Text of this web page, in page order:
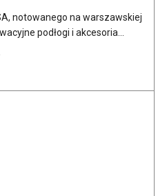
notowanego na warszawskiej
podłogi i akcesoria...